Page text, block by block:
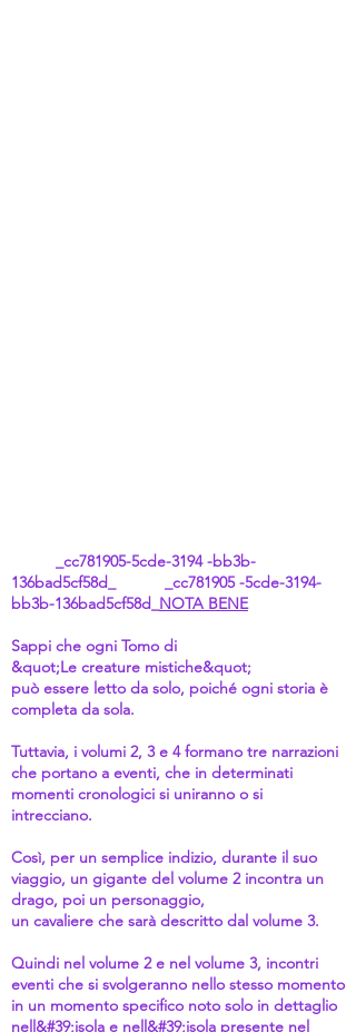
_cc781905-5cde-3194 -bb3b-
136bad5cf58d_ _cc781905 -5cde-3194-
bb3b-136bad5cf58d_ NOTA BENE
Sappi che ogni Tomo di
&quot;Le creature mistiche&quot;
può essere letto da solo, poiché ogni storia è
completa da sola.
Tuttavia, i volumi 2, 3 e 4 formano tre narrazioni
che portano a eventi, che in determinati
momenti cronologici si uniranno o si
intrecciano.
Così, per un semplice indizio, durante il suo
viaggio, un gigante del volume 2 incontra un
drago, poi un personaggio,
un cavaliere che sarà descritto dal volume 3.
Quindi nel volume 2 e nel volume 3, incontri
eventi che si svolgeranno nello stesso momento
in un momento specifico noto solo in dettaglio
nell&#39;isola e nell&#39;isola presente nel